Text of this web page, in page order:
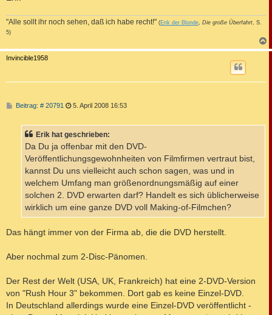
"Alle sollt ihr noch sehen, daß ich habe recht!" (Erik der Blonde, Die große Überfahrt, S.
5)
a
Invincible1958
Beitrag: # 20791 B
r
a
5. April 2008 16:53
Erik hat geschrieben:
Da Du ja offenbar mit den DVD-
Veröffentlichungsgewohnheiten von Filmfirmen vertraut bist,
kannst Du uns vielleicht auch schon sagen, was und in
welchem Umfang man größenordnungsmäßig auf einer
solchen 2. DVD erwarten darf? Handelt es sich üblicherweise
wirklich um eine ganze DVD voll Making-of-Filmchen?
Das hängt immer von der Firma ab, die die DVD herstellt.
Aber nochmal zum 2-Disc-Pänomen.
Der Rest der Welt (USA, UK, Frankreich) hat eine 2-DVD-Version
von "Rush Hour 3" bekommen. Dort gab es keine Einzel-DVD.
In Deutschland allerdings wurde eine Einzel-DVD veröffentlicht -